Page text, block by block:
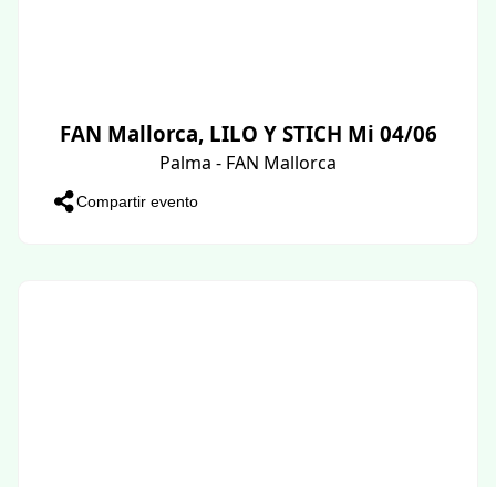
FAN Mallorca, LILO Y STICH Mi 04/06
Palma - FAN Mallorca
Compartir evento